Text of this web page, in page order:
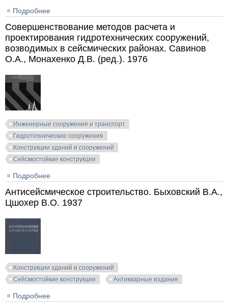
Подробнее
Совершенствование методов расчета и
проектирования гидротехнических сооружений,
возводимых в сейсмических районах. Савинов
О.А., Монахенко Д.В. (ред.). 1976
Инженерные сооружения и транспорт
Гидротехнические сооружения
Конструкции зданий и сооружений
Сейсмостойкие конструкции
Подробнее
проектирования гидротехнических сооружений,
возводимых в сейсмических районах. Савинов О.А.,
Монахенко Д.В. (ред.). 1976
Антисейсмическое строительство. Быховский В.А.,
Цшохер В.О. 1937
Конструкции зданий и сооружений
Сейсмостойкие конструкции
Антикварные издания
Подробнее